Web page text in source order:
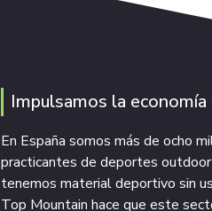
Impulsamos la economía
En España somos más de ocho
practicantes de deportes outdoor
tenemos material deportivo sin
Top Mountain hace que este